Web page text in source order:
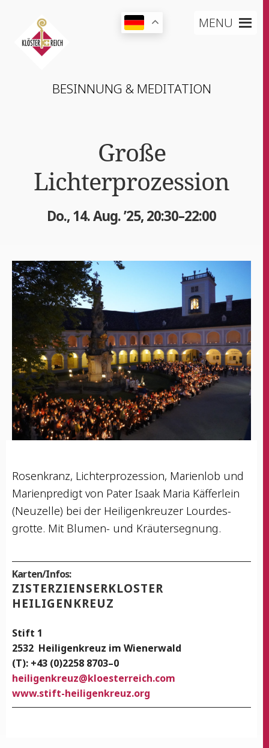
MENU
BESIN­NUNG & MEDITATION
Gro­ße
Lichterprozession
Do., 14. Aug. ’25, 20:30–22:00
Rosen­kranz, Lich­ter­pro­zes­si­on, Mari­en­lob und
Mari­en­pre­digt von Pater Isaak Maria Käf­fer­lein
(Neu­zel­le) bei der Hei­li­gen­kreu­zer Lour­des­
grot­te. Mit Blu­men- und Kräutersegnung.
Karten/Infos:
ZIS­TER­ZI­EN­SER­KLOS­TER
HEILIGENKREUZ
Stift 1
2532 Hei­li­gen­kreuz im Wienerwald
(T): +43 (0)2258 8703–0
hei­li­gen­kreuz@kloesterreich.com
www.stift-heiligenkreuz.org